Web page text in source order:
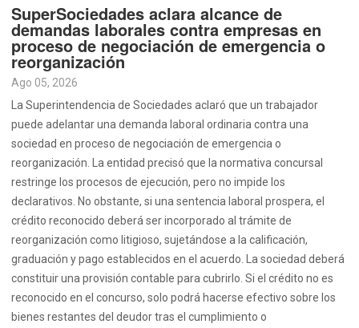
SuperSociedades aclara alcance de
demandas laborales contra empresas en
proceso de negociación de emergencia o
reorganización
Ago 05, 2026
La Superintendencia de Sociedades aclaró que un trabajador
puede adelantar una demanda laboral ordinaria contra una
sociedad en proceso de negociación de emergencia o
reorganización. La entidad precisó que la normativa concursal
restringe los procesos de ejecución, pero no impide los
declarativos. No obstante, si una sentencia laboral prospera, el
crédito reconocido deberá ser incorporado al trámite de
reorganización como litigioso, sujetándose a la calificación,
graduación y pago establecidos en el acuerdo. La sociedad deberá
constituir una provisión contable para cubrirlo. Si el crédito no es
reconocido en el concurso, solo podrá hacerse efectivo sobre los
bienes restantes del deudor tras el cumplimiento o